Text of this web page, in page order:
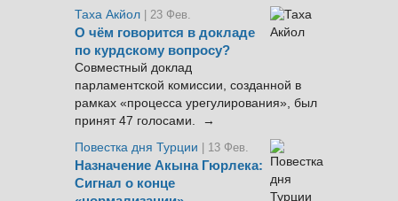
Таха Акйол | 23 Фев.
О чём говорится в докладе
по курдскому вопросу?
Совместный доклад
парламентской комиссии, созданной в
рамках «процесса урегулирования», был
принят 47 голосами. →
Повестка дня Турции
| 13 Фев.
Назначение Акына Гюрлека:
Сигнал о конце